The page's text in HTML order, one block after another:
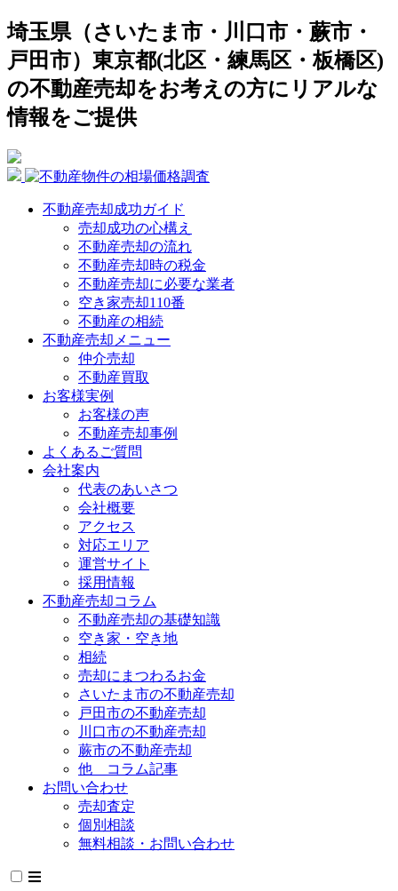
埼玉県（さいたま市・川口市・蕨市・
戸田市）東京都(北区・練馬区・板橋区)
の不動産売却をお考えの方にリアルな
情報をご提供
不動産売却成功ガイド
売却成功の心構え
不動産売却の流れ
不動産売却時の税金
不動産売却に必要な業者
空き家売却110番
不動産の相続
不動産売却メニュー
仲介売却
不動産買取
お客様実例
お客様の声
不動産売却事例
よくあるご質問
会社案内
代表のあいさつ
会社概要
アクセス
対応エリア
運営サイト
採用情報
不動産売却コラム
不動産売却の基礎知識
空き家・空き地
相続
売却にまつわるお金
さいたま市の不動産売却
戸田市の不動産売却
川口市の不動産売却
蕨市の不動産売却
他 コラム記事
お問い合わせ
売却査定
個別相談
無料相談・お問い合わせ